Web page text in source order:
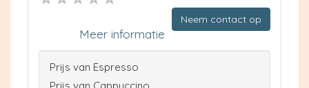
Neem contact op
Meer informatie
Prijs van Espresso